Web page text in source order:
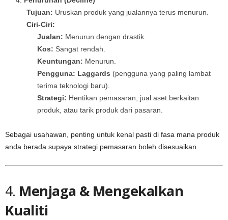
Tujuan: Uruskan produk yang jualannya terus menurun.
Ciri-Ciri:
Jualan: Menurun dengan drastik.
Kos: Sangat rendah.
Keuntungan: Menurun.
Pengguna: Laggards (pengguna yang paling lambat
terima teknologi baru).
Strategi: Hentikan pemasaran, jual aset berkaitan
produk, atau tarik produk dari pasaran.
Sebagai usahawan, penting untuk kenal pasti di fasa mana produk
anda berada supaya strategi pemasaran boleh disesuaikan.
4. Menjaga & Mengekalkan
Kualiti